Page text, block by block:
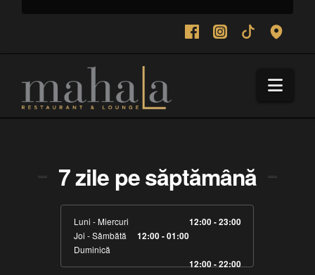
7 zile pe săptămână
Luni - Miercuri
12:00 - 23:00
Joi - Sâmbătă
12:00 - 01:00
Duminică
12:00 - 22:00